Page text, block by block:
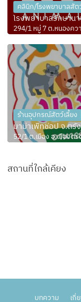
คลินิก/โรงพยาบาลสัต
โรงพยาบาลรักษาน
294/1 หมู่ 7 ต.หนองคว
ร้านอุปกรณ์สัตว์เลี้ยง
มาม๊าเพ็ทช๊อป จ.ตรัง
52/1 ต.เมือง อ.เมืองต
สถานที่ใกล้เคียง
บทความ เกี่